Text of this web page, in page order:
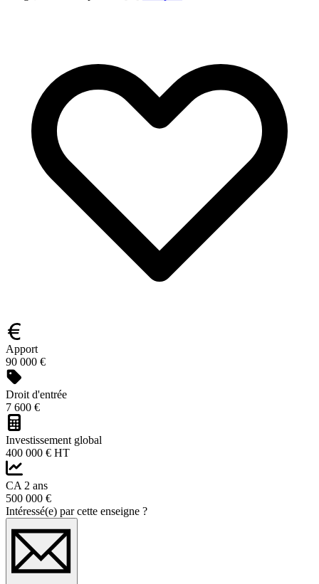
Apport
90 000 €
Droit d'entrée
7 600 €
Investissement global
400 000 € HT
CA 2 ans
500 000 €
Intéressé(e) par cette enseigne ?